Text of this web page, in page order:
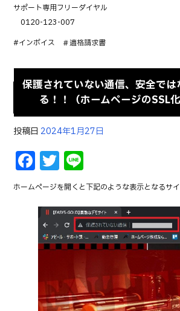
サポート専用フリーダイヤル
0120-123-007
#インボイス ＃適格請求書
保護されていない通信、安全で
る！！（ホームページのSSL
投稿日 2024年1月27日
F
a
c
e
b
o
o
k
T
w
it
te
r
n
e
ホームページを開くと下記のような表示となるサイ